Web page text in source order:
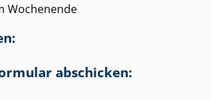
Wochenende
abschicken: